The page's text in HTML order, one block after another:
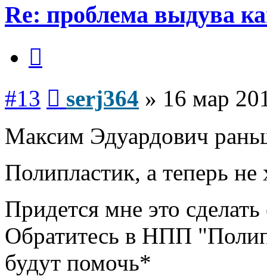
Re: проблема выдува
#13 serj364 » 16 мар
Максим Эдуардович
Полипластик, а теперь не
Придется мне это
Обратитесь в НПП
будут помочь*